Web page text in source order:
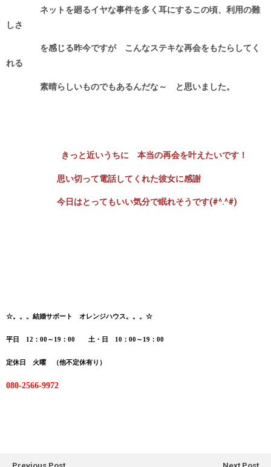
ネットを廻るイヤな事件を多く耳にするこの頃、利用の難
しさ
を感じる昨今ですが こんなステキな再会をもたらしてく
れる
素晴らしいものでもあるんだな～ と思いました。
きっと近いうちに 本当の再会を叶えたいです！
思い切って電話してくれた彼女に感謝
今日 はとってもいい気分で眠れそうです(#^.^#)
☆。。。結婚サポート オレンジハウス。。。☆
平日 12：00～19：00 土・日 10：00～19：00
定休日 火曜 （他不定休有り）
080-2566-9972